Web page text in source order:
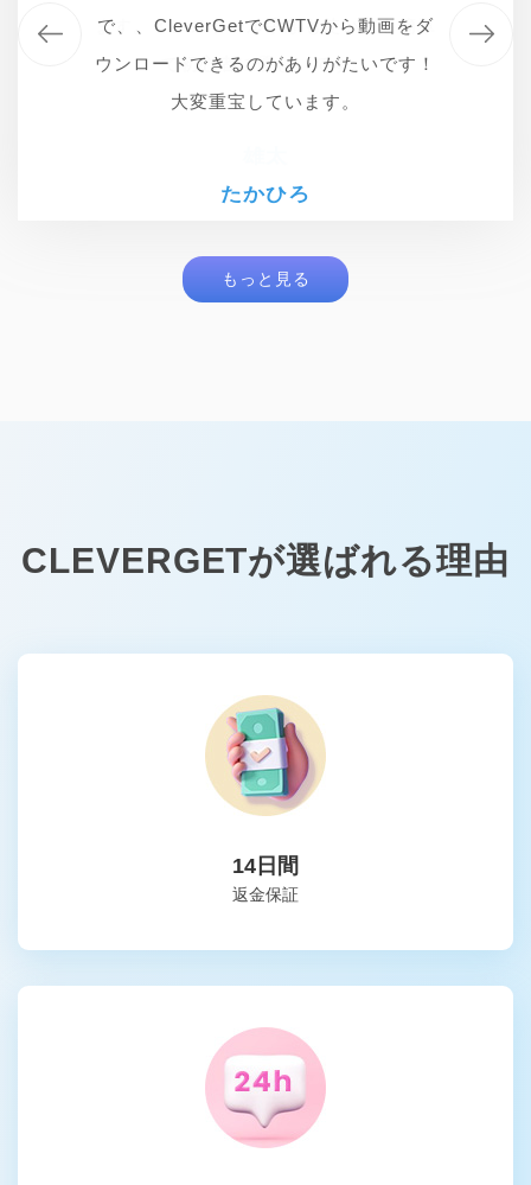
ます。インストール手順も使い方も簡単
で初心者に優しいです。
れでオフライン再生が可能になります。
とてもシンプルで使いやすいです。これ
以上のソフトはないと思っています。
圭哉
で、、CleverGetでCWTVから動画をダ
ウンロードできるのがありがたいです！
大変重宝しています。
たかひろ
ます。インストール手順も使い方も簡単
で初心者に優しいです。
もっと見る
CLEVERGETが選ばれる理由
14日間
返金保証